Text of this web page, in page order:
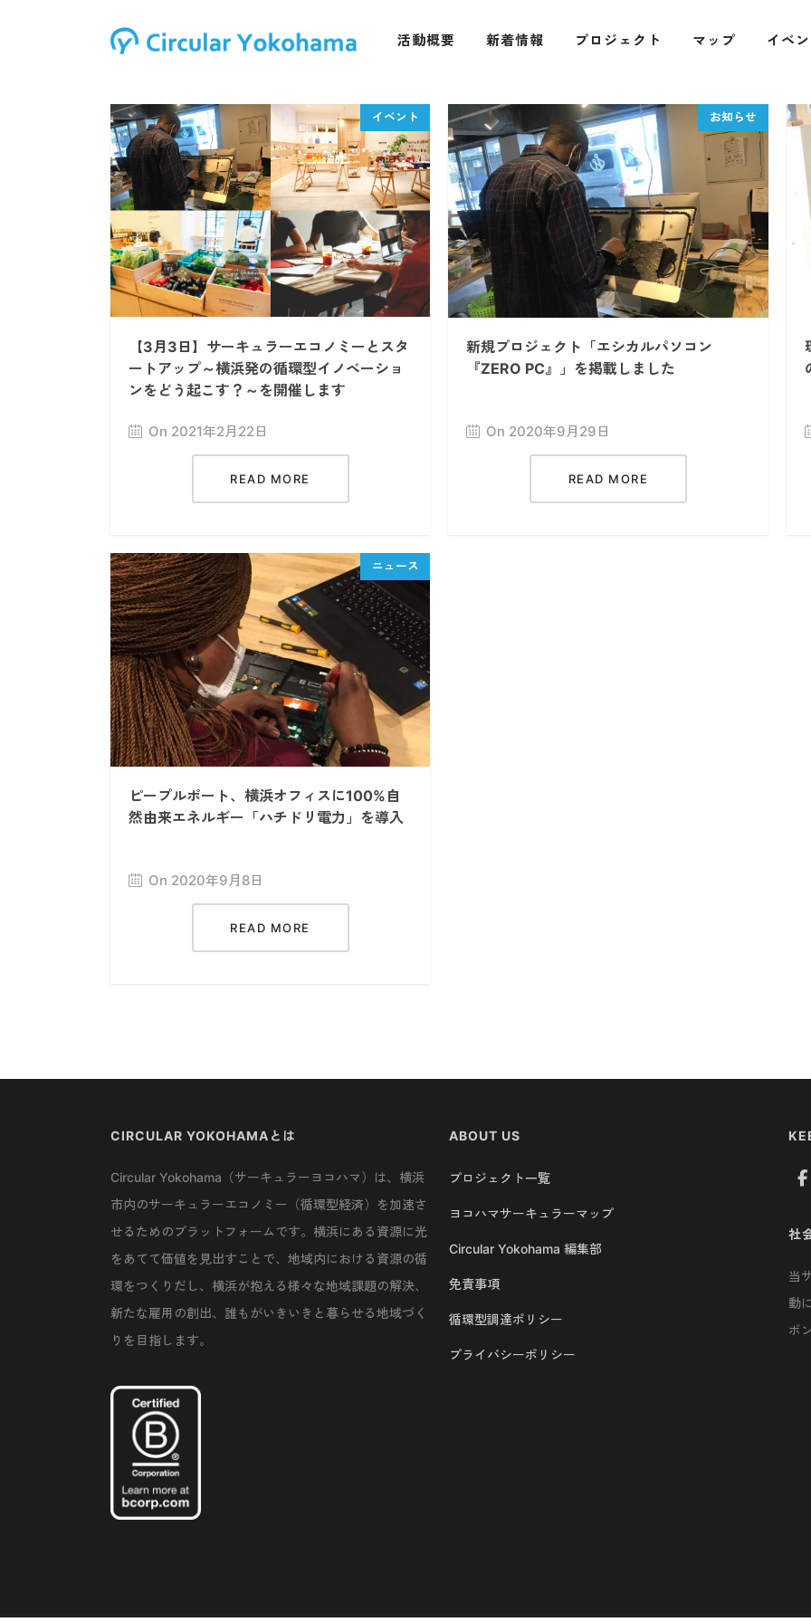
活動概要 新着情報 プロジェクト マップ イベ
【3月3日】サーキュラーエコノミーとスタ
ートアップ～横浜発の循環型イノベーショ
ンをどう起こす？～を開催します
On 2021年2月22日
READ MORE
新規プロジェクト「エシカルパソコン
『ZERO PC』」を掲載しました
On 2020年9月29日
READ MORE
ピープルポート、横浜オフィスに100%自
然由来エネルギー「ハチドリ電力」を導入
On 2020年9月8日
READ MORE
CIRCULAR YOKOHAMAとは
Circular Yokohama（サーキュラーヨコハマ）は、横浜
市内のサーキュラーエコノミー（循環型経済）を加速さ
せるためのプラットフォームです。横浜にある資源に光
をあてて価値を見出すことで、地域内における資源の循
環をつくりだし、横浜が抱える様々な地域課題の解決、
新たな雇用の創出、誰もがいきいきと暮らせる地域づく
りを目指します。
ABOUT US
プロジェクト一覧
ヨコハマサーキュラーマップ
Circular Yokohama 編集部
免責事項
循環型調達ポリシー
プライバシーポリシー
社
当
動
ボ